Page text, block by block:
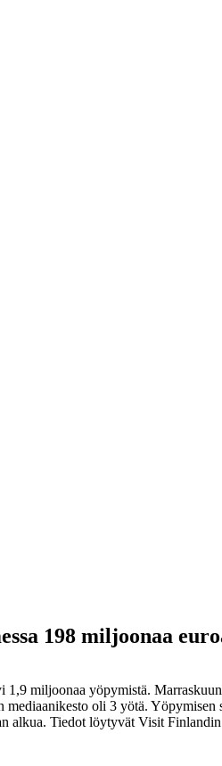
198 miljoonaa
miljoonaa yöpymistä.
oli 3 yötä.
alkua. Tiedot löytyvät Visit